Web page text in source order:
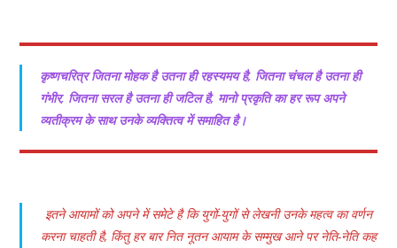
कृष्णचरित्र जितना मोहक है उतना ही रहस्यमय है, जितना चंचल है उतना ही
गंभीर, जितना सरल है उतना ही जटिल है, मानो प्रकृति का हर रूप अपने
व्यतीक्रम के साथ उनके व्यक्तित्व में समाहित है।
इतने आयामों को अपने में समेटे है कि युगों-युगों से लेखनी उनके महत्व का वर्णन
करना चाहती है, किंतु हर बार नित नूतन आयाम के सम्मुख आने पर नेति-नेति कह